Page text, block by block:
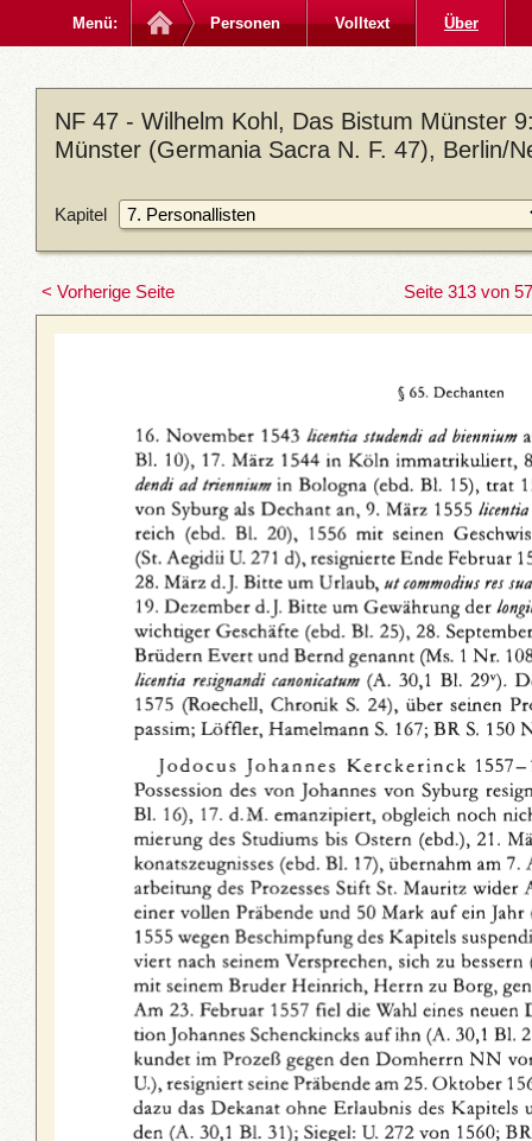
Menü: Personen Volltext Über
NF 47 - Wilhelm Kohl, Das Bistum Münster
Münster (Germania Sacra N. F. 47), Berlin/
Kapitel
< Vorherige Seite Seite 313 von